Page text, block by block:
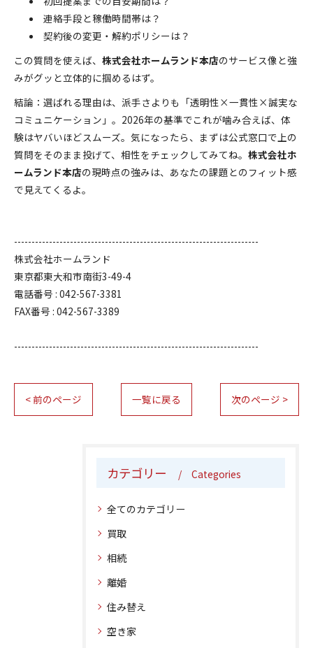
連絡手段と稼働時間帯は？
契約後の変更・解約ポリシーは？
この質問を使えば、 株式会社ホームランド本店のサービス像と強
みがグッと立体的に掴めるはず。
結論：選ばれる理由は、派手さよりも「透明性×一貫性×誠実な
コミュニケーション」。2026年の基準でこれが噛み合えば、体
験はヤバいほどスムーズ。気になったら、まずは公式窓口で上の
質問をそのまま投げて、相性をチェックしてみてね。 株式会社ホ
ームランド本店の現時点の強みは、あなたの課題とのフィット感
で見えてくるよ。
----------------------------------------------------------------------
株式会社ホームランド
東京都東大和市南街3-49-4
電話番号 : 042-567-3381
FAX番号 : 042-567-3389
----------------------------------------------------------------------
< 前のページ 一覧に戻る 次のページ >
カテゴリー Categories
全てのカテゴリー
買取
相続
離婚
住み替え
空き家